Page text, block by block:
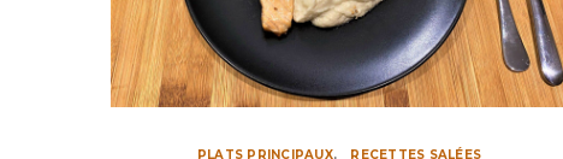
PLATS PRINCIPAUX RECETTES SALÉES